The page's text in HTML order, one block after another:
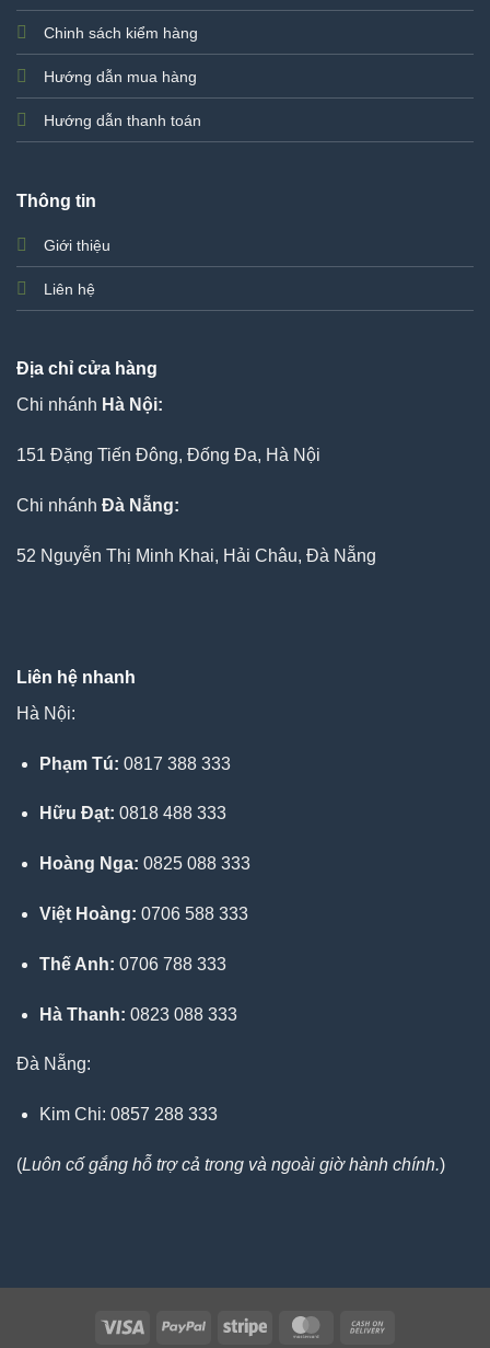
Chinh sách kiểm hàng
Hướng dẫn mua hàng
Hướng dẫn thanh toán
Thông tin
Giới thiệu
Liên hệ
Địa chỉ cửa hàng
Chi nhánh Hà Nội:
151 Đặng Tiến Đông, Đống Đa, Hà Nội
Chi nhánh Đà Nẵng:
52 Nguyễn Thị Minh Khai, Hải Châu, Đà Nẵng
Liên hệ nhanh
Hà Nội:
Phạm Tú: 0817 388 333
Hữu Đạt: 0818 488 333
Hoàng Nga: 0825 088 333
Việt Hoàng: 0706 588 333
Thế Anh: 0706 788 333
Hà Thanh: 0823 088 333
Đà Nẵng:
Kim Chi: 0857 288 333
(Luôn cố gắng hỗ trợ cả trong và ngoài giờ hành chính.)
Visa PayPal Stripe MasterCard